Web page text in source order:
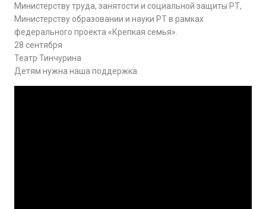
Министерству труда, занятости и социальной защиты РТ,
Министерству образовании и науки РТ в рамках
федерального проекта «Крепкая семья».
28 сентября
Театр Тинчурина
Детям нужна наша поддержка.